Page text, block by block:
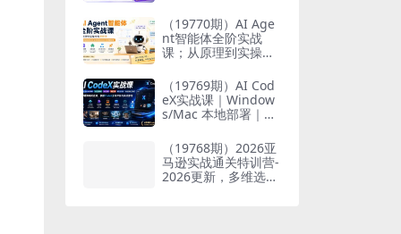
也能掌握爆款内容创
作与变现全流程
（19770期）AI Age
nt智能体全阶实战
课；从原理到实操全
基础也能搭建自动运
行的智能体
（19769期）AI Cod
eX实战课｜Window
s/Mac 本地部署｜AP
制｜漫剧剪辑｜网站
VR 项目｜AI项目落地
全教程
（19768期）2026亚
马逊实战通关特训营-
2026更新，多维选品